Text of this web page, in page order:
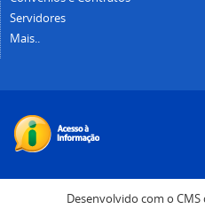
Servidores
Mais..
Desenvolvido com o